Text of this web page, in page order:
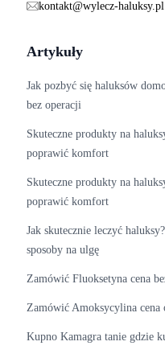
kontakt@wylecz-haluksy.pl
Artykuły
Jak pozbyć się haluksów
bez operacji
Skuteczne produkty na
poprawić komfort
Skuteczne produkty na
poprawić komfort
Jak skutecznie leczyć
sposoby na ulgę
Zamówić Fluoksetyna​ cena
Zamówić Amoksycylina​ cena
Kupno Kamagra tanie gdzie